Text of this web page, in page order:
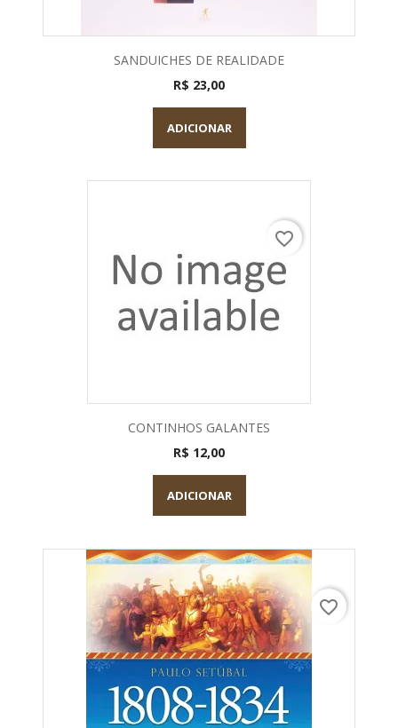
SANDUICHES DE REALIDADE
R$ 23,00
ADICIONAR
CONTINHOS GALANTES
R$ 12,00
ADICIONAR
favorite_border
favorite_border